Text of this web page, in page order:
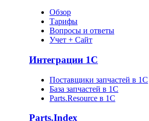
Обзор
Тарифы
Вопросы и ответы
Учет + Сайт
Интеграции 1С
Поставщики запчастей в 1C
База запчастей в 1С
Parts.Resource в 1C
Parts.Index